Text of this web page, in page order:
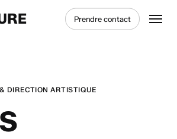
Prendre contact Menu
DIRECTION ARTISTIQUE